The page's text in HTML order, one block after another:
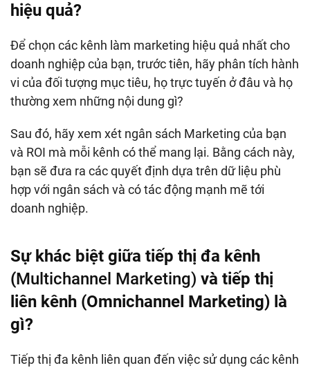
hiệu quả?
Để chọn các kênh làm marketing hiệu quả nhất cho
doanh nghiệp của bạn, trước tiên, hãy phân tích hành
vi của đối tượng mục tiêu, họ trực tuyến ở đâu và họ
thường xem những nội dung gì?
Sau đó, hãy xem xét ngân sách Marketing của bạn
và ROI mà mỗi kênh có thể mang lại. Bằng cách này,
bạn sẽ đưa ra các quyết định dựa trên dữ liệu phù
hợp với ngân sách và có tác động mạnh mẽ tới
doanh nghiệp.
Sự khác biệt giữa tiếp thị đa kênh
(Multichannel Marketing) và tiếp thị
liên kênh (Omnichannel Marketing) là
gì?
Tiếp thị đa kênh liên quan đến việc sử dụng các kênh